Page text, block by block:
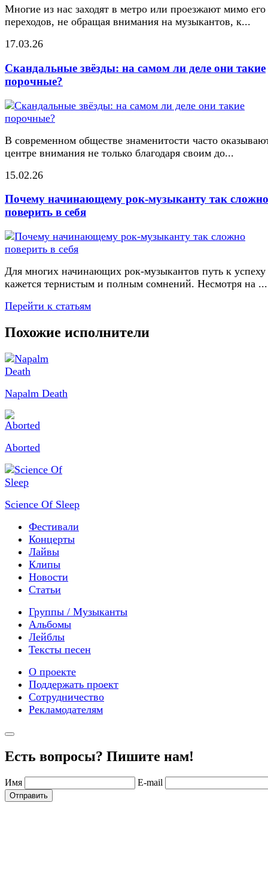
Многие из нас заходят в метро или проезжают мимо его
переходов, не обращая внимания на музыкантов, к...
17.03.26
Скандальные звёзды: на самом ли деле они такие
порочные?
В современном обществе знаменитости часто
центре внимания не только благодаря своим до...
15.02.26
Почему начинающему рок-музыканту так сложно
поверить в себя
Для многих начинающих рок-музыкантов путь к успеху
кажется тернистым и полным сомнений. Несмотря на ...
Перейти к статьям
Похожие исполнители
Napalm Death
Aborted
Science Of Sleep
Фестивали
Концерты
Лайвы
Клипы
Новости
Статьи
Группы / Музыканты
Альбомы
Лейблы
Тексты песен
О проекте
Поддержать проект
Сотрудничество
Рекламодателям
Есть вопросы? Пишите нам!
Имя E-mail